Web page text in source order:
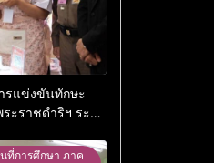
รแข่งขันทักษะ
ะราชดำริฯ ระดับ
ที่การศึกษา ภาค